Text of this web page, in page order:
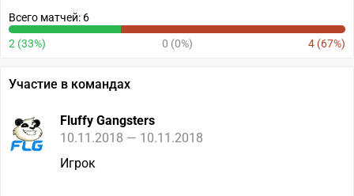
Всего матчей: 6
2 (33%) 0 (0%) 4 (67%)
Участие в командах
Fluffy Gangsters
10.11.2018 — 10.11.2018
Игрок